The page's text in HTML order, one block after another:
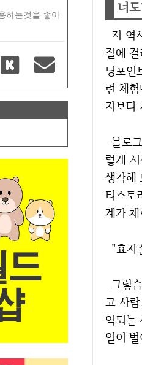
너
저 역시 네이버 블로그 시절에 체험단에 빠져살았었습니다. 재밌었거든요. 아마 네이버 블로그가 저품
질에
닝포인
런 체
자보다
블로그 플랫폼을 수익만으로 바라보는 마인드도 이 문제의 시발점이라고 할 수 있겠습니다. 저 역시 그
렇게
생각해
티스토
계가
"
그렇습니다. 그래서 결국 어떻게 되었습니까? 돈을 목적으로 운영한 자의 최후는 좋지 않습니다. 그리
고 사
억되는
일이
하는것을 좋아